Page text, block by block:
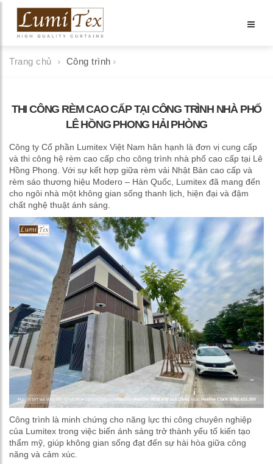
Trang chủ Công trình
THI CÔNG RÈM CAO CẤP TẠI CÔNG TRÌNH NHÀ PHỐ
LÊ HỒNG PHONG HẢI PHÒNG
Công ty Cổ phần Lumitex Việt Nam hân hạnh là đơn vị cung cấp
và thi công hệ rèm cao cấp cho công trình nhà phố cao cấp tại Lê
Hồng Phong. Với sự kết hợp giữa rèm vải Nhật Bản cao cấp và
rèm sáo thương hiệu Modero – Hàn Quốc, Lumitex đã mang đến
cho ngôi nhà một không gian sống thanh lịch, hiện đại và đậm
chất nghệ thuật ánh sáng.
Công trình là minh chứng cho năng lực thi công chuyên nghiệp
của Lumitex trong việc biến ánh sáng trở thành yếu tố kiến tạo
thẩm mỹ, giúp không gian sống đạt đến sự hài hòa giữa công
năng và cảm xúc.